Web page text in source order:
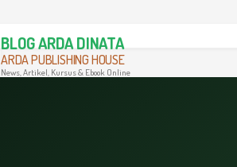
BLOG ARDA DINATA
ARDA PUBLISHING HOUSE
News, Artikel, Kursus & Ebook Online